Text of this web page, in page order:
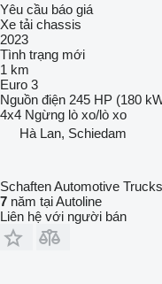
Yêu cầu báo giá
Xe tải chassis
2023
Tình trạng mới
1 km
Euro 3
Nguồn điện 245 HP (180
4x4 Ngừng lò xo/lò xo
Hà Lan, Schiedam
Schaften Automotive
7 năm tại Autoline
Liên hệ với người bán